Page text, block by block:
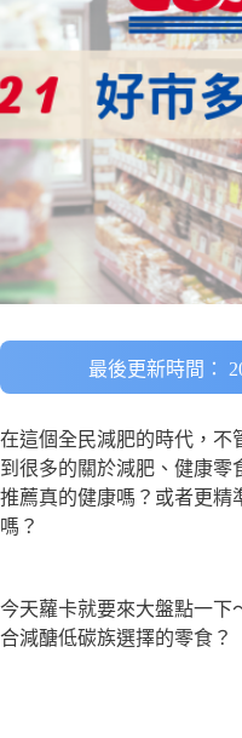
最後更新時間：
在這個全民減肥的時代，不
到很多的關於減肥、健康零
推薦真的健康嗎？或者更精
嗎？
今天蘿卡就要來大盤點一下
合減醣低碳族選擇的零食？